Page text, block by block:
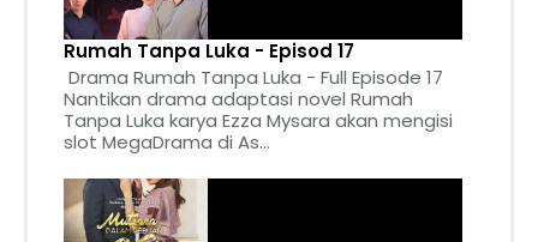
Rumah Tanpa Luka - Episod 17
Drama Rumah Tanpa Luka - Full Episode 17
Nantikan drama adaptasi novel Rumah
Tanpa Luka karya Ezza Mysara akan mengisi
slot MegaDrama di As...